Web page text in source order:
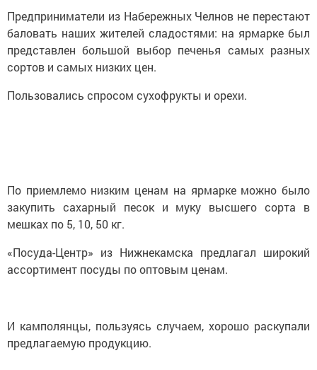
Предприниматели из Набережных Челнов не перестают
баловать наших жителей сладостями: на ярмарке был
представлен большой выбор печенья самых разных
сортов и самых низких цен.
Пользовались спросом сухофрукты и орехи.
По приемлемо низким ценам на ярмарке можно было
закупить сахарный песок и муку высшего сорта в
мешках по 5, 10, 50 кг.
«Посуда-Центр» из Нижнекамска предлагал широкий
ассортимент посуды по оптовым ценам.
И камполянцы, пользуясь случаем, хорошо раскупали
предлагаемую продукцию.